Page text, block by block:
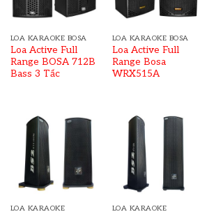
LOA KARAOKE BOSA
Loa Active Full
Range BOSA 712B
Bass 3 Tấc
LOA KARAOKE BOSA
Loa Active Full
Range Bosa
WRX515A
LOA KARAOKE LOA KARAOKE